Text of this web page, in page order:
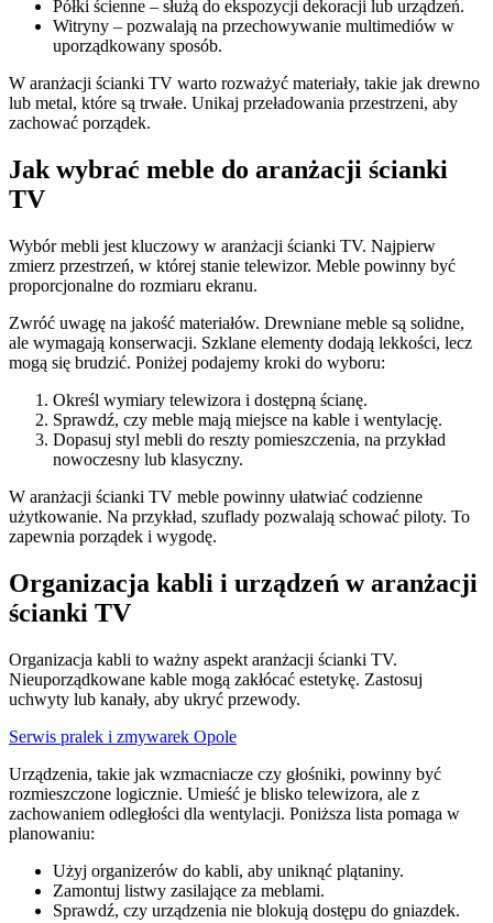
Półki ścienne – służą do ekspozycji dekoracji lub urządzeń.
Witryny – pozwalają na przechowywanie multimediów w
uporządkowany sposób.
W aranżacji ścianki TV warto rozważyć materiały, takie jak drewno
lub metal, które są trwałe. Unikaj przeładowania przestrzeni, aby
zachować porządek.
Jak wybrać meble do aranżacji ścianki
TV
Wybór mebli jest kluczowy w aranżacji ścianki TV. Najpierw
zmierz przestrzeń, w której stanie telewizor. Meble powinny być
proporcjonalne do rozmiaru ekranu.
Zwróć uwagę na jakość materiałów. Drewniane meble są solidne,
ale wymagają konserwacji. Szklane elementy dodają lekkości, lecz
mogą się brudzić. Poniżej podajemy kroki do wyboru:
Określ wymiary telewizora i dostępną ścianę.
Sprawdź, czy meble mają miejsce na kable i wentylację.
Dopasuj styl mebli do reszty pomieszczenia, na przykład
nowoczesny lub klasyczny.
W aranżacji ścianki TV meble powinny ułatwiać codzienne
użytkowanie. Na przykład, szuflady pozwalają schować piloty. To
zapewnia porządek i wygodę.
Organizacja kabli i urządzeń w aranżacji
ścianki TV
Organizacja kabli to ważny aspekt aranżacji ścianki TV.
Nieuporządkowane kable mogą zakłócać estetykę. Zastosuj
uchwyty lub kanały, aby ukryć przewody.
Serwis pralek i zmywarek Opole
Urządzenia, takie jak wzmacniacze czy głośniki, powinny być
rozmieszczone logicznie. Umieść je blisko telewizora, ale z
zachowaniem odległości dla wentylacji. Poniższa lista pomaga w
planowaniu:
Użyj organizerów do kabli, aby uniknąć plątaniny.
Zamontuj listwy zasilające za meblami.
Sprawdź, czy urządzenia nie blokują dostępu do gniazdek.